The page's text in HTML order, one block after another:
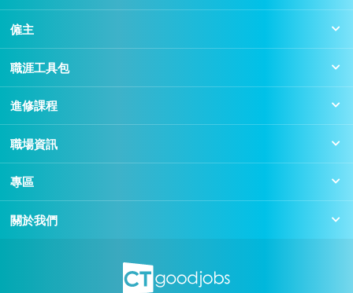
僱主
職涯工具包
進修課程
職場資訊
專區
關於我們